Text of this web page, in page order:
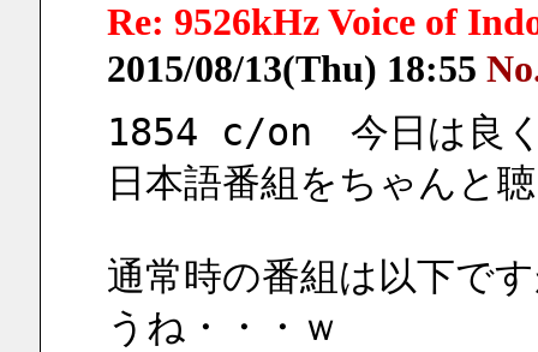
Re: 9526kHz Voice of
2015/08/13(Thu) 18:55
1854 c/on　今日は良
日本語番組をちゃんと
通常時の番組は以下で
うね・・・ｗ